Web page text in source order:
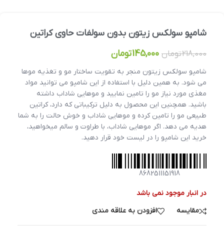
شامپو سولکس زیتون بدون سولفات حاوی کراتین
218,000تومان 145,000تومان
شامپو سولکس زیتون منجر به تقویت ساختار مو و تغذیه موها
می شود. به همین دلیل با استفاده از این شامپو می توانید مواد
مغذی مورد نیاز مو را تامین نمایید و موهایی شاداب داشته
باشید. همچنین این محصول به دلیل ترکیباتی که دارد، کراتین
طبیعی مو را تامین کرده و موهایی شاداب و خوش حالت را به شما
هدیه می دهد. اگر موهایی شاداب، با طراوت و سالم میخواهید،
خرید این شامپو را در لیست خود قرار دهید.
8682511151918
در انبار موجود نمی باشد
مقایسه
افزودن به علاقه مندی